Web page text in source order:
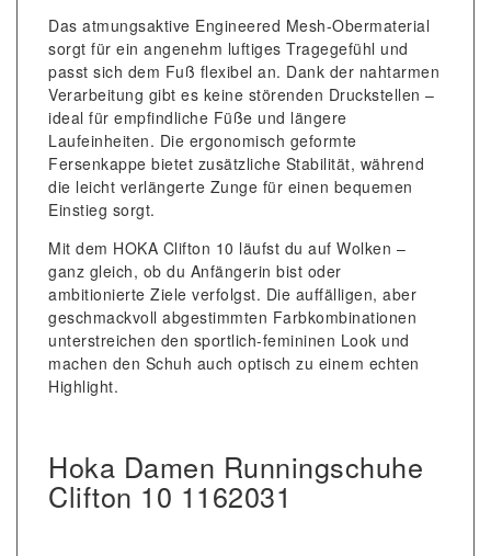
Das atmungsaktive Engineered Mesh-Obermaterial
sorgt für ein angenehm luftiges Tragegefühl und
passt sich dem Fuß flexibel an. Dank der nahtarmen
Verarbeitung gibt es keine störenden Druckstellen –
ideal für empfindliche Füße und längere
Laufeinheiten. Die ergonomisch geformte
Fersenkappe bietet zusätzliche Stabilität, während
die leicht verlängerte Zunge für einen bequemen
Einstieg sorgt.
Mit dem HOKA Clifton 10 läufst du auf Wolken –
ganz gleich, ob du Anfängerin bist oder
ambitionierte Ziele verfolgst. Die auffälligen, aber
geschmackvoll abgestimmten Farbkombinationen
unterstreichen den sportlich-femininen Look und
machen den Schuh auch optisch zu einem echten
Highlight.
Hoka Damen Runningschuhe
Clifton 10 1162031